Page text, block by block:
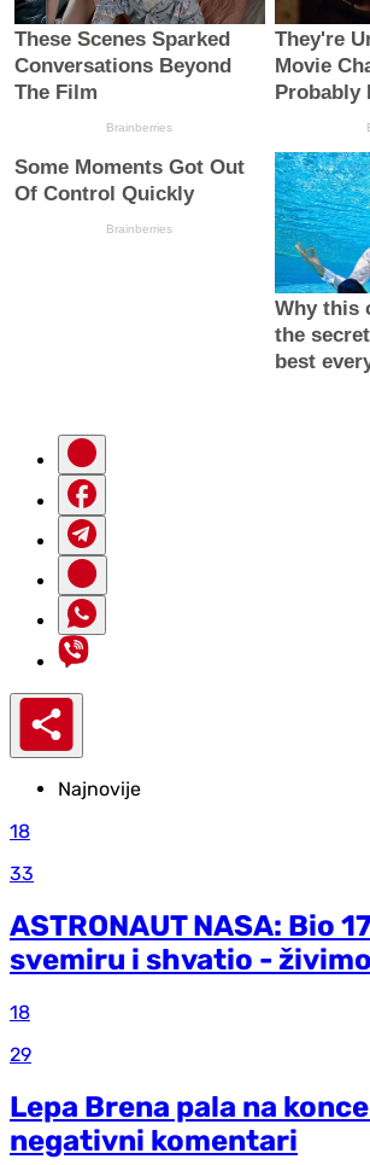
Najnovije
18
33
ASTRONAUT NASA: Bio
svemiru i shvatio -
18
29
Lepa Brena pala na
negativni komentari